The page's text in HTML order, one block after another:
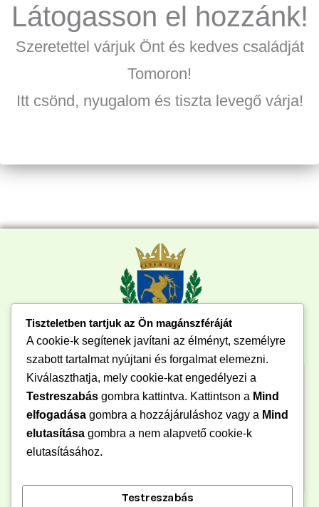
Látogasson el hozzánk!
Szeretettel várjuk Önt és kedves családját
Tomoron!
Itt csönd, nyugalom és tiszta levegő várja!
Tiszteletben tartjuk az Ön magánszféráját
A cookie-k segítenek javítani az élményt, személyre
szabott tartalmat nyújtani és forgalmat elemezni.
Kiválaszthatja, mely cookie-kat engedélyezi a
Testreszabás gombra kattintva. Kattintson a Mind
elfogadása gombra a hozzájáruláshoz vagy a Mind
elutasítása gombra a nem alapvető cookie-k
elutasításához.
Testreszabás